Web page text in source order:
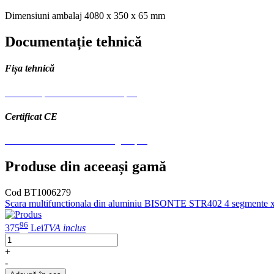
Dimensiuni ambalaj 4080 x 350 x 65 mm
Documentație tehnică
Fișa tehnică
Certificat CE
Produse din aceeași gamă
Cod BT1006279
Scara multifunctionala din aluminiu BISONTE STR402 4 segmente
37596 LeiTVA inclus
+
-